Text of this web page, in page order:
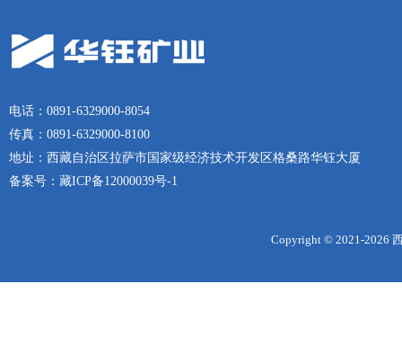
电话：0891-6329000-8054
传真：0891-6329000-8100
地址：西藏自治区拉萨市国家级经济技术开发区格桑路华钰大厦
备案号： 藏ICP备12000039号-1
Copyright © 2021-2026